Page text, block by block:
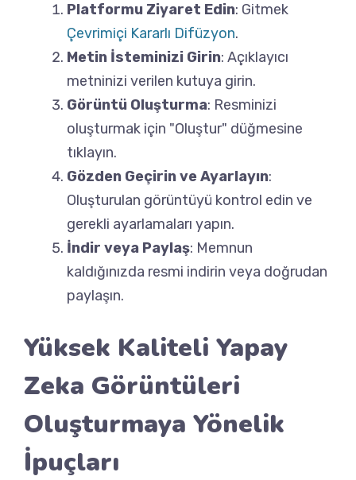
Platformu Ziyaret Edin: Gitmek
Çevrimiçi Kararlı Difüzyon.
Metin İsteminizi Girin: Açıklayıcı
metninizi verilen kutuya girin.
Görüntü Oluşturma: Resminizi
oluşturmak için "Oluştur" düğmesine
tıklayın.
Gözden Geçirin ve Ayarlayın:
Oluşturulan görüntüyü kontrol edin ve
gerekli ayarlamaları yapın.
İndir veya Paylaş: Memnun
kaldığınızda resmi indirin veya doğrudan
paylaşın.
Yüksek Kaliteli Yapay
Zeka Görüntüleri
Oluşturmaya Yönelik
İpuçları